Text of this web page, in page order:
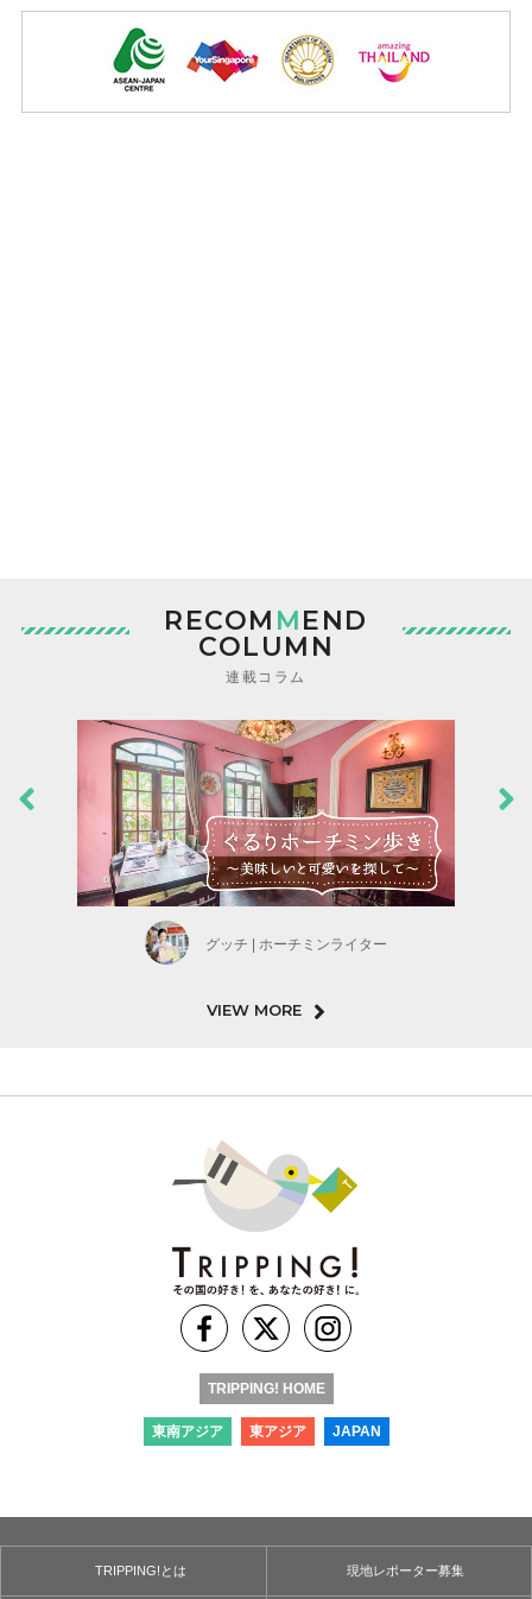
RECOM MEND
COLUMN
連載コラム
グッチ | ホーチミンライター
VIEW MORE
TRIPPING! HOME
東南アジア 東アジア JAPAN
TRIPPING!とは 現地レポーター募集